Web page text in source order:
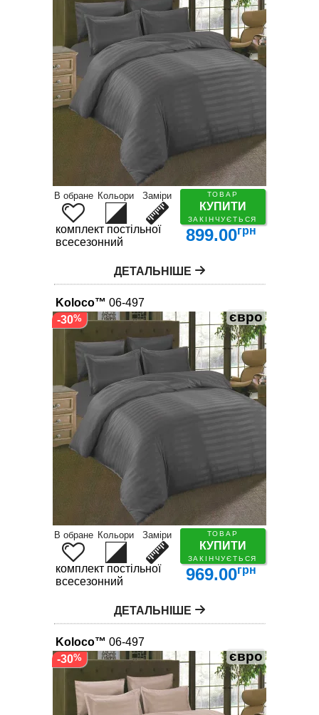
В обране Кольори Заміри ТОВАР
КУПИТИ
ЗАКІНЧУЄТЬСЯ
комплект постільної білизни
всесезонний
899.00грн
ДЕТАЛЬНІШЕ
Koloco™ 06-497
євро
В обране Кольори Заміри ТОВАР
КУПИТИ
ЗАКІНЧУЄТЬСЯ
комплект постільної білизни
всесезонний
969.00грн
-30
ДЕТАЛЬНІШЕ
Koloco™ 06-497
євро
-30